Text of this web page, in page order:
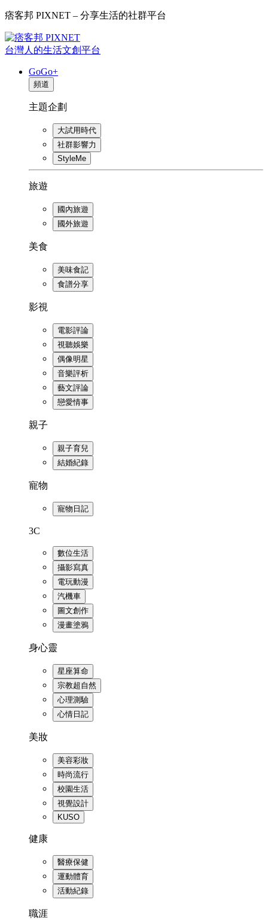
痞客邦 PIXNET – 分享生活的社群平台
台灣人的生活文創平台
GoGo+
頻道
主題企劃
大試用時代
社群影響力
StyleMe
旅遊
國內旅遊
國外旅遊
美食
美味食記
食譜分享
影視
電影評論
視聽娛樂
偶像明星
音樂評析
藝文評論
戀愛情事
親子
親子育兒
結婚紀錄
寵物
寵物日記
3C
數位生活
攝影寫真
電玩動漫
汽機車
圖文創作
漫畫塗鴉
身心靈
星座算命
宗教超自然
心理測驗
心情日記
美妝
美容彩妝
時尚流行
校園生活
視覺設計
KUSO
健康
醫療保健
運動體育
活動紀錄
職涯